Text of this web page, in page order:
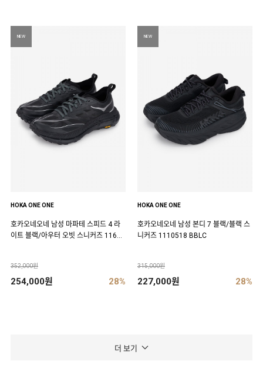
NEW
HOKA ONE ONE
호카오네오네 남성 마파테 스피드 4 라
이트 블랙/아우터 오빗 스니커즈 11684
352,000원
254,000원 28%
NEW
HOKA ONE ONE
호카오네오네 남성 본디 7 블랙/블랙 스
니커즈 1110518 BBLC
315,000원
227,000원 28%
더 보기